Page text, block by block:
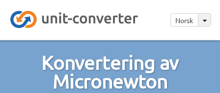
Norsk
Konvertering av
Micronewton